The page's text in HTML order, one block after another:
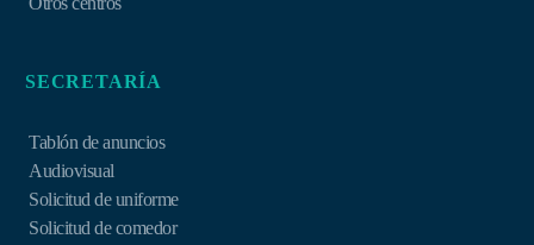
SECRETARÍA
Tablón de anuncios
Audiovisual
Solicitud de uniforme
Solicitud de comedor